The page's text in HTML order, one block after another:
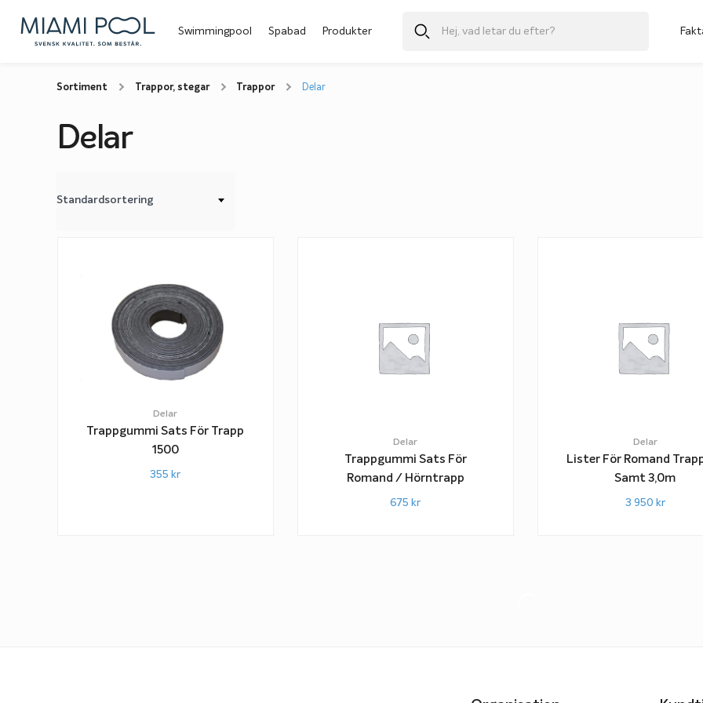
Swimmingpool Spabad Produkter
Sortiment Trappor, stegar Trappor Delar
Delar
Delar
Trappgummi Sats För Trapp
1500
355 kr
Delar
Trappgummi Sats För
Romand / Hörntrapp
675 kr
Delar
Lister För Romand
Samt 3,0m
3 950 kr